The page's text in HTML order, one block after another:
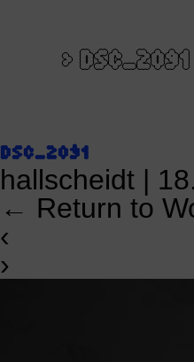
> DSC_2091
DSC_2091
hallscheidt |
← Return to
‹
›